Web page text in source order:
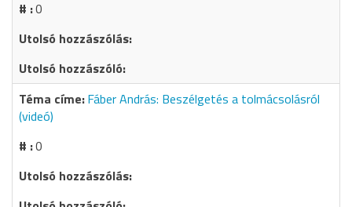
0
Fáber András: Beszélgetés a tolmácsolásról
(videó)
0